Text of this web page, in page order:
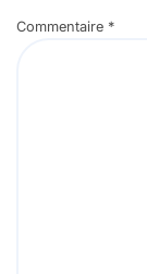
Commentaire *